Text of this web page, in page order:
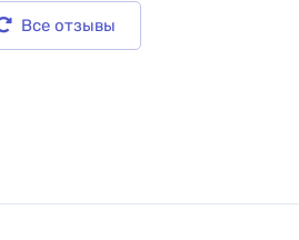
Все отзывы